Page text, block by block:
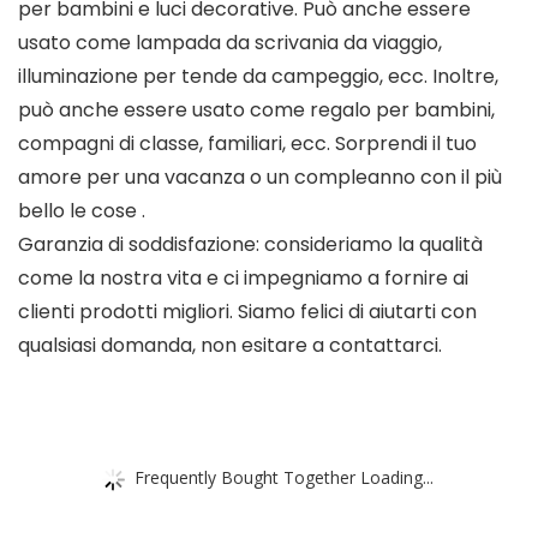
per bambini e luci decorative. Può anche essere
usato come lampada da scrivania da viaggio,
illuminazione per tende da campeggio, ecc. Inoltre,
può anche essere usato come regalo per bambini,
compagni di classe, familiari, ecc. Sorprendi il tuo
amore per una vacanza o un compleanno con il più
bello le cose .
Garanzia di soddisfazione: consideriamo la qualità
come la nostra vita e ci impegniamo a fornire ai
clienti prodotti migliori. Siamo felici di aiutarti con
qualsiasi domanda, non esitare a contattarci.
Frequently Bought Together Loading...